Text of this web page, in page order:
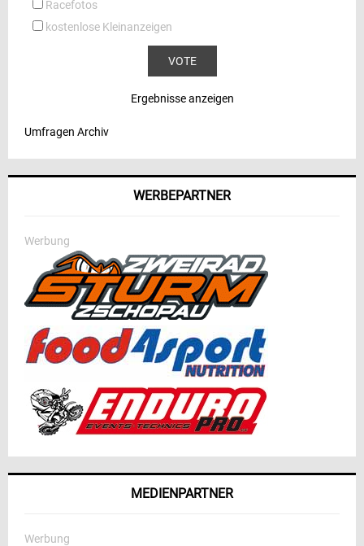
Racefotos
kostenlose Kleinanzeigen
Ergebnisse anzeigen
Umfragen Archiv
WERBEPARTNER
Werbung
MEDIENPARTNER
Werbung